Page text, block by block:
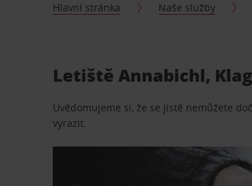
Hlavní stránka Naše služby
Letiště Annabichl,
Uvědomujeme si, že se jistě nemůžete
vyrazit.